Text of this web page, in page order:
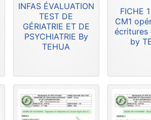
INFAS ÉVALUATION
TEST DE
GÉRIATRIE ET DE
PSYCHIATRIE By
TEHUA
FICHE
CM1
écritures
by